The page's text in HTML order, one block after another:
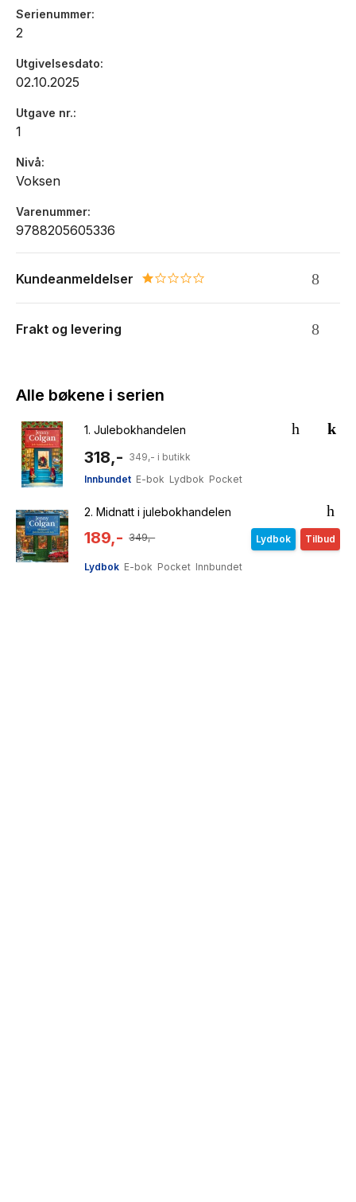
Serienummer
2
Utgivelsesdato
02.10.2025
Utgave nr.
1
Nivå
Voksen
Varenummer
9788205605336
Kundeanmeldelser 1.0 star rating
Frakt og levering
Alle bøkene i serien
1. Julebokhandelen
318,- 349,- i butikk
Innbundet E-bok Lydbok Pocket
2. Midnatt i julebokhandelen
189,- 349,- Lydbok Tilbud
Lydbok E-bok Pocket Innbundet